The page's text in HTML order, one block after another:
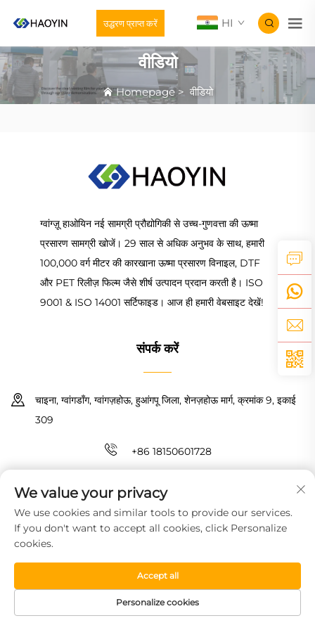
उद्धरण प्राप्त करें HI
वीडियो
Homepage> वीडियो
ग्वांग्ज़ू हाओयिन नई सामग्री प्रौद्योगिकी से उच्च-गुणवत्ता की ऊष्मा
प्रसारण सामग्री खोजें। 29 साल से अधिक अनुभव के साथ, हमारी
100,000 वर्ग मीटर की कारखाना ऊष्मा प्रसारण विनाइल, DTF
और PET रिलीज़ फिल्म जैसे शीर्ष उत्पादन प्रदान करती है। ISO
9001 & ISO 14001 सर्टिफाइड। आज ही हमारी वेबसाइट देखें!
संपर्क करें
चाइना, ग्वांगडॉंग, ग्वांगज़होऊ, हुआंगपू जिला, शेनज़होऊ मार्ग, क्रमांक 9, इकाई
309
+86 18150601728
कॉपीराइट © 2026 गुआंगज़ौ हाओयिन न्यू मैटरियल टेक्नोलॉजी कंपनी लिमिटेड। सर्वाधिकार
सुरक्षित। गोपनीयता नीति
HOMEPAGE उत्पाद मुफ्त नमूना टेलीफोन
We value your privacy
We use cookies and similar tools to provide our services.
If you don't want to accept all cookies, click Personalize
cookies.
Personalize cookies
Accept all